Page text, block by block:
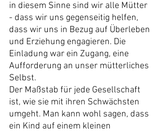
in diesem Sinne sind wir alle Mütter
- dass wir uns gegenseitig helfen,
dass wir uns in Bezug auf Überleben
und Erziehung engagieren. Die
Einladung war ein Zugang, eine
Aufforderung an unser mütterliches
Selbst.
Der Maßstab für jede Gesellschaft
ist, wie sie mit ihren Schwächsten
umgeht. Man kann wohl sagen, dass
ein Kind auf einem kleinen